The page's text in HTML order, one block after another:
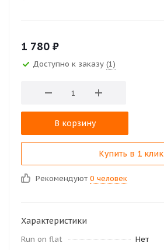
1 780 ₽
Доступно к заказу (1)
В корзину
Купить в 1 клик
Рекомендуют 0 человек
Характеристики
Run on flat
Нет